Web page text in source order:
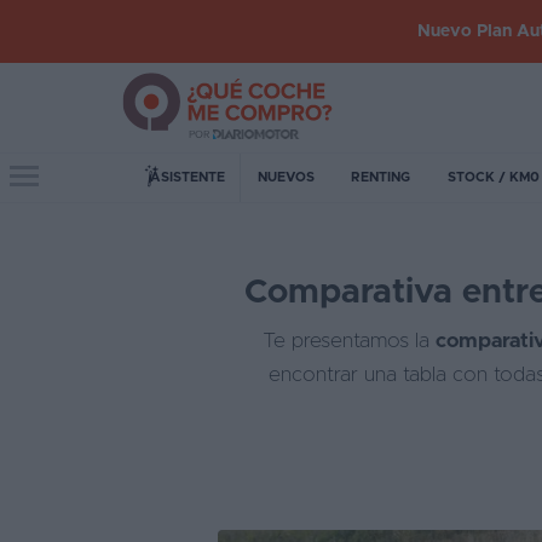
Nuevo Plan
ASISTENTE NUEVOS RENTING STOCK / KM0
Comparativa
Te presentamos la
encontrar una tabla con